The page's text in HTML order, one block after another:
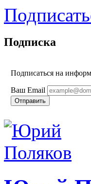
Подписка
Подписаться на
Ваш Email